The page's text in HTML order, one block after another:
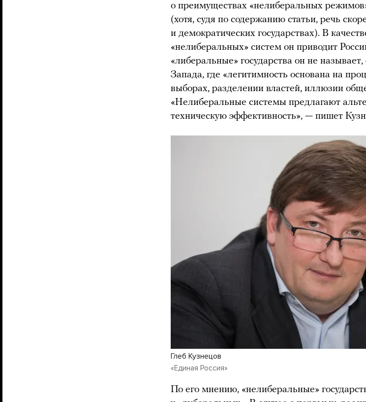
о преимуществах «нелиберальных
(хотя, судя по содержанию статьи, речь
и демократических государствах). В
«нелиберальных» систем он приводит
«либеральные» государства он не
Запада, где «легитимность основана на
выборах, разделении властей, иллюзии
«Нелиберальные системы предлагают
техническую эффективность», — пишет
Глеб Кузнецов
«Единая Россия»
По его мнению, «нелиберальные»